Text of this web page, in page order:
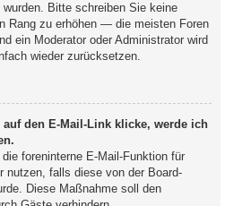
Bitte schreiben Sie keine
Rang zu erhöhen — die meisten Foren
ein Moderator oder Administrator wird
wieder zurücksetzen.
den E-Mail-Link klicke, werde ich
foreninterne E-Mail-Funktion für
nutzen, falls diese von der Board-
Diese Maßnahme soll den